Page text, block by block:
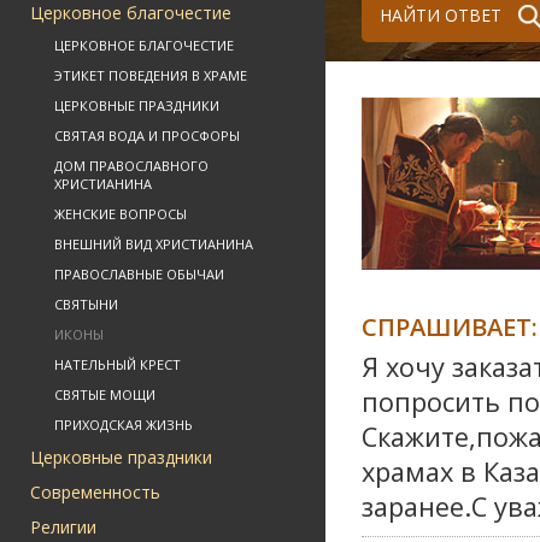
Церковное благочестие
ЦЕРКОВНОЕ БЛАГОЧЕСТИЕ
ЭТИКЕТ ПОВЕДЕНИЯ В ХРАМЕ
ЦЕРКОВНЫЕ ПРАЗДНИКИ
СВЯТАЯ ВОДА И ПРОСФОРЫ
ДОМ ПРАВОСЛАВНОГО
ХРИСТИАНИНА
ЖЕНСКИЕ ВОПРОСЫ
ВНЕШНИЙ ВИД ХРИСТИАНИНА
ПРАВОСЛАВНЫЕ ОБЫЧАИ
СВЯТЫНИ
ИКОНЫ
НАТЕЛЬНЫЙ КРЕСТ
СВЯТЫЕ МОЩИ
ПРИХОДСКАЯ ЖИЗНЬ
Церковные праздники
Современность
Религии
НАЙТИ ОТВЕТ
СПРАШИВАЕТ:
Я хочу
попросить
храмах в
заранее.С